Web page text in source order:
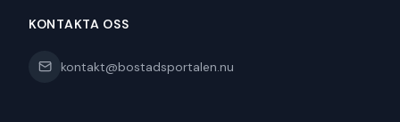
KONTAKTA OSS
kontakt@bostadsportalen.nu